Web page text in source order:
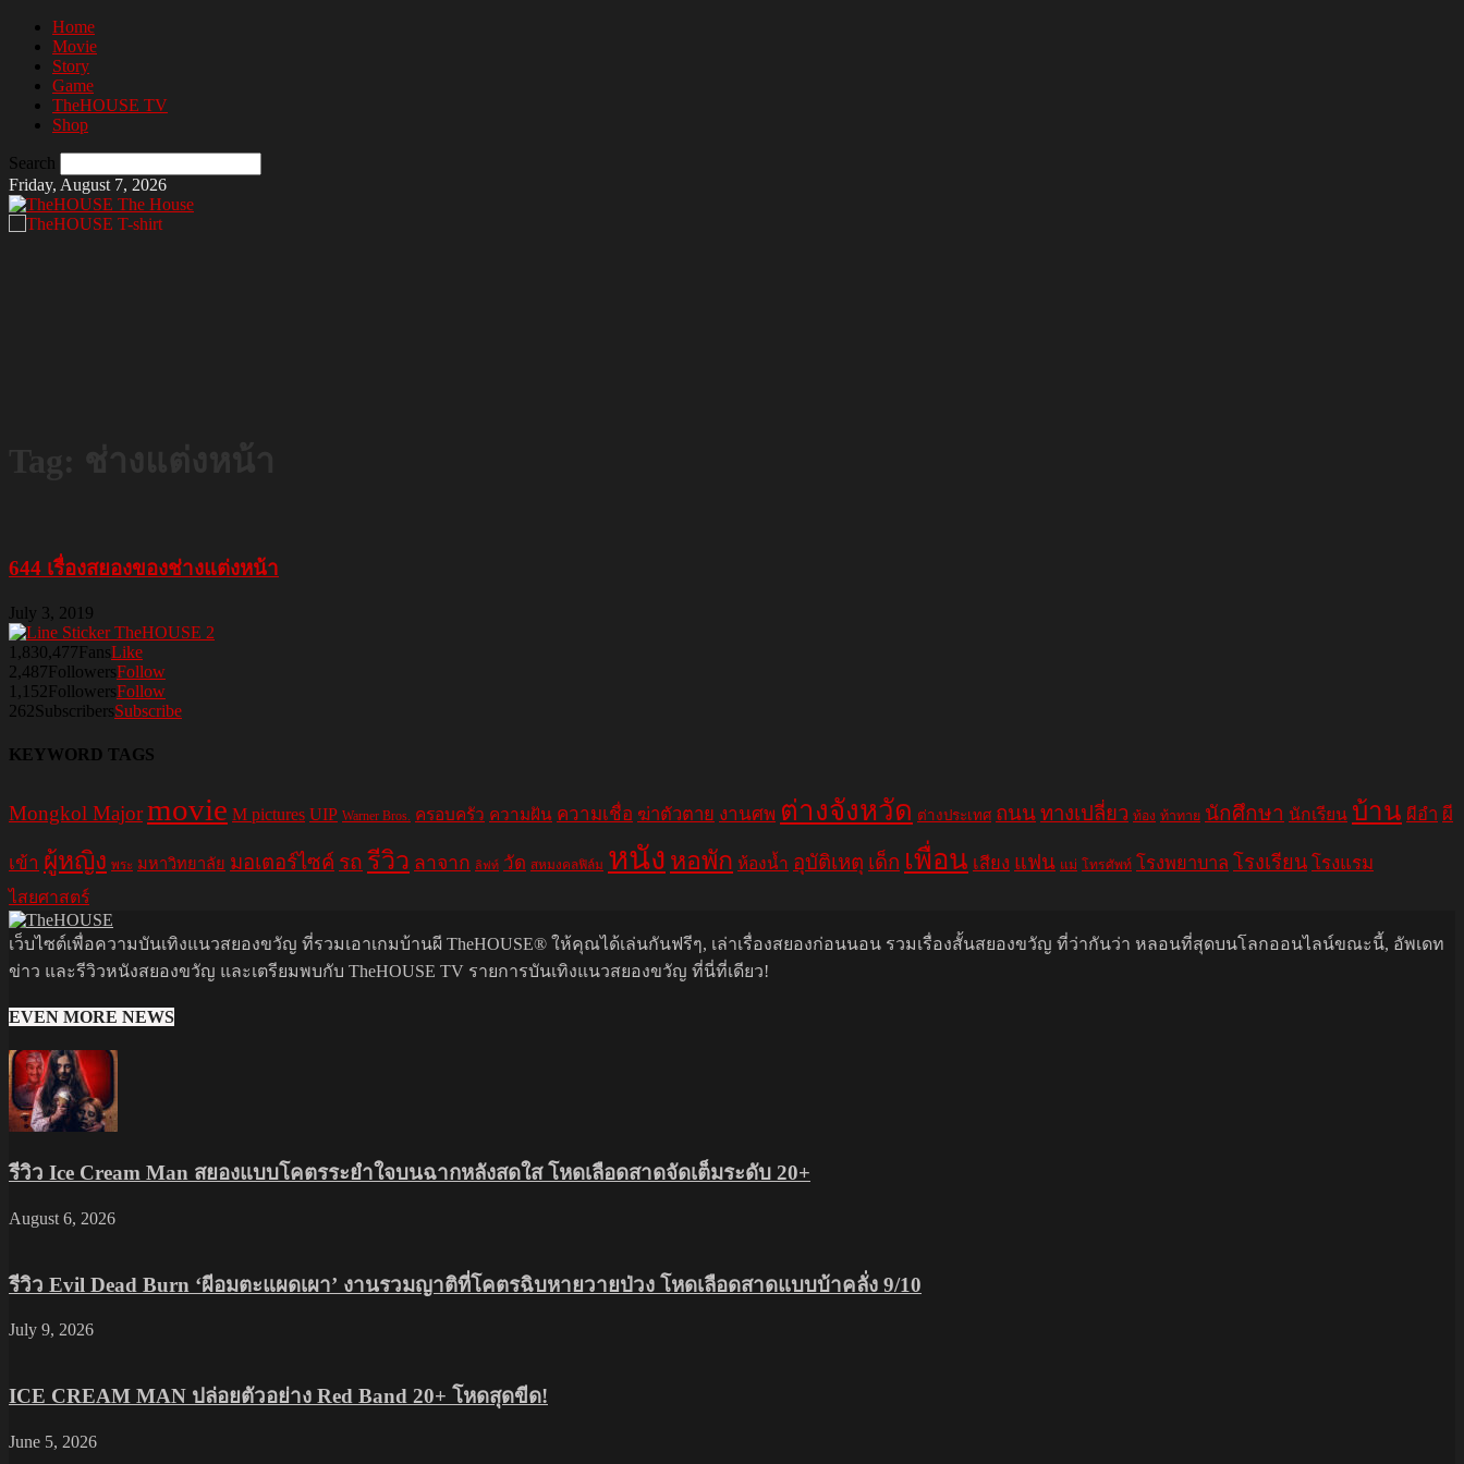
Home
Movie
Story
Game
TheHOUSE TV
Shop
Search
Friday, August 7, 2026
The House
644 เรื่องสยองของช่างแต่งหน้า
July 3, 2019
1,830,477FansLike
2,487FollowersFollow
1,152FollowersFollow
262SubscribersSubscribe
KEYWORD TAGS
Mongkol Majormovie M pictures UIP Warner Bros. ครอบครัว ความฝัน ความเชื่อ ฆ่าตัวตาย งานศพ ต่างจังหวัด ต่างประเทศ ถนนทางเปลี่ยว ท้อง ท้าทาย นักศึกษา นักเรียน บ้าน ผีอำ ผี
เข้า ผู้หญิง พระ มหาวิทยาลัย มอเตอร์ไซค์ รถ รีวิว ลาจาก ลิฟท์ วัด สหมงคลฟิล์ม หนัง หอพัก ห้องน้ำ อุบัติเหตุ เด็ก เพื่อน เสียง แฟน แม่ โทรศัพท์ โรงพยาบาล โรงเรียน โรงแรม
ไสยศาสตร์
เว็บไซต์เพื่อความบันเทิงแนวสยองขวัญ ที่รวมเอาเกมบ้านผี TheHOUSE® ให้คุณได้เล่นกันฟรีๆ, เล่าเรื่องสยองก่อนนอน รวมเรื่องสั้นสยองขวัญ ที่ว่ากันว่า หลอนที่สุดบนโลกออนไลน์ขณะนี้, อัพเดท
ข่าว และรีวิวหนังสยองขวัญ และเตรียมพบกับ TheHOUSE TV รายการบันเทิงแนวสยองขวัญ ที่นี่ที่เดียว!
EVEN MORE NEWS
รีวิว Ice Cream Man สยองแบบโคตรระยำใจบนฉากหลังสดใส โหดเลือดสาดจัดเต็มระดับ 20+
August 6, 2026
รีวิว Evil Dead Burn ‘ผีอมตะแผดเผา’ งานรวมญาติที่โคตรฉิบหายวายป่วง โหดเลือดสาดแบบบ้าคลั่ง 9/10
July 9, 2026
ICE CREAM MAN ปล่อยตัวอย่าง Red Band 20+ โหดสุดขีด!
June 5, 2026